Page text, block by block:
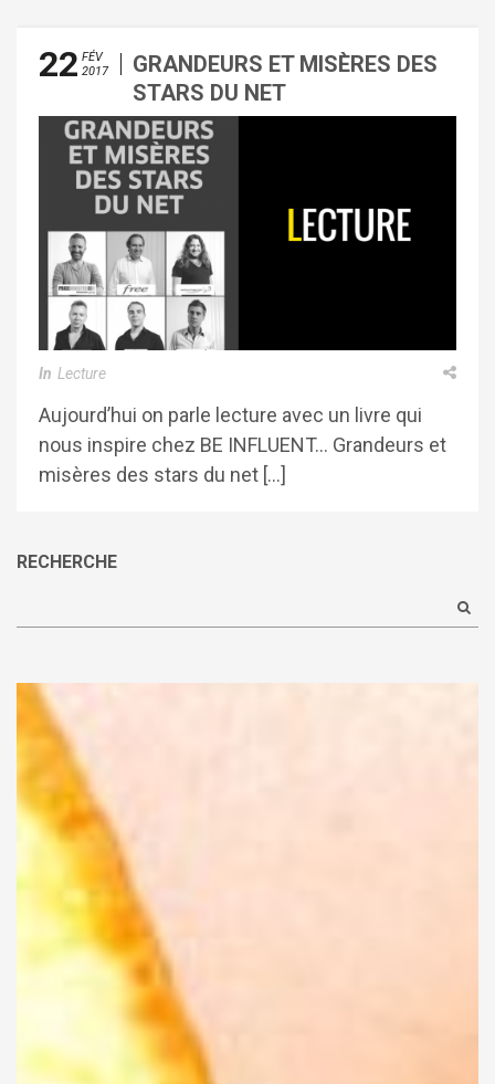
22 FÉV
2017
GRANDEURS ET MISÈRES DES
STARS DU NET
In Lecture
Aujourd’hui on parle lecture avec un livre qui
nous inspire chez BE INFLUENT… Grandeurs et
misères des stars du net […]
RECHERCHE